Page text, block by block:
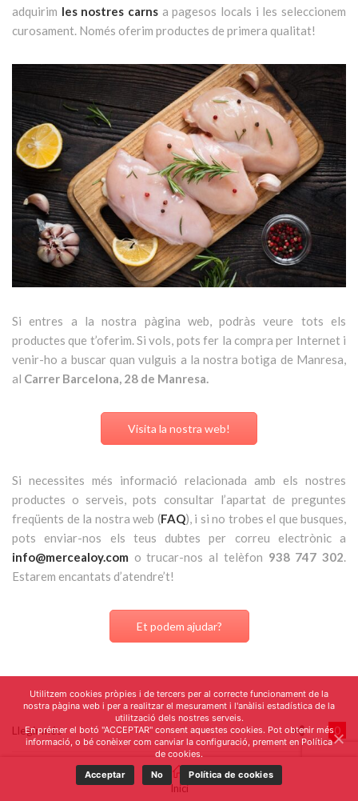
adquirim les nostres carns a pagesos locals i les seleccionem
curosament. Només oferim productes de primera qualitat!
Si entres a la nostra pàgina web, podràs veure tots els
productes que t’oferim. Si vols, pots fer la compra per Internet i
venir-ho a buscar quan vulguis a la nostra botiga de Manresa,
al Carrer Barcelona, 28 de Manresa.
Visita la nostra web!
Si necessites més informació relacionada amb els nostres
productes o serveis, pots consultar l’apartat de preguntes
freqüents de la nostra web (FAQ), i si no trobes el que busques,
pots enviar-nos els teus dubtes per correu electrònic a
info@mercealoy.com o trucar-nos al telèfon 938 747 302.
Estarem encantats d’atendre’t!
Et podem ajudar?
Llegir més 0
Inici
Utilitzem cookies pròpies i de tercers per al correcte funcionament de la
nostra pàgina web i per a realitzar el mesurament i l'anàlisi estadística de la
utilització dels nostres serveis.
En prémer el botó "ACCEPTAR" consent aquestes cookies. Pot obtenir més
informació, o bé conèixer com canviar la configuració, prement en Política
de cookies.
Acceptar
No Política de cookies